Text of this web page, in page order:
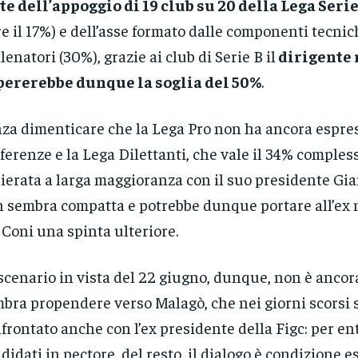
dell’appoggio di 19 club su 20 della Lega
il 17%) e dell’asse formato dalle componenti
(30%), grazie ai club di Serie B il dirigente
dunque la soglia del 50%.
dimenticare che la Lega Pro non ha ancora
e la Lega Dilettanti, che vale il 34%
a larga maggioranza con il suo presidente
sembra compatta e potrebbe dunque portare all’ex
una spinta ulteriore.
in vista del 22 giugno, dunque, non è
propendere verso Malagò, che nei giorni scorsi
anche con l’ex presidente della Figc: per
in pectore, del resto, il dialogo è condizione